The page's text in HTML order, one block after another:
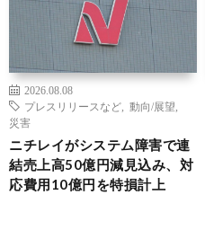
2026.08.08
プレスリリースなど
動向/展望
災害
ニチレイがシステム障害で連
結売上高50億円減見込み、対
応費用10億円を特損計上